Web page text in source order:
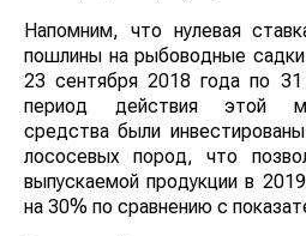
Напомним, что нулевая
пошлины на рыбоводные
23 сентября 2018 года по
период действия этой
средства были
лососевых пород, что
выпускаемой продукции в
на 30% по сравнению с